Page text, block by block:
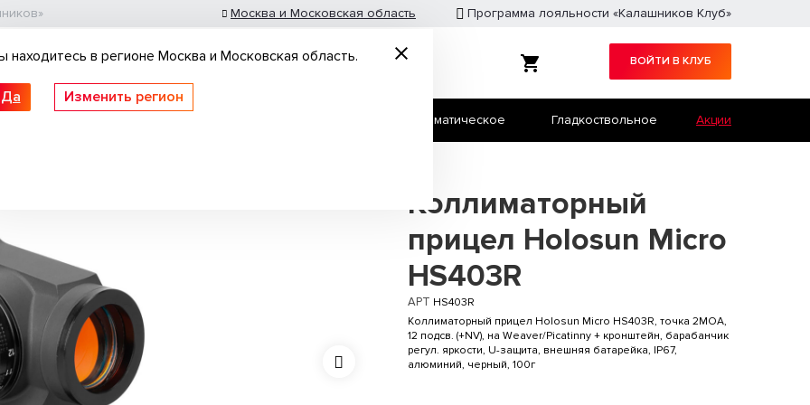
находитесь в регионе Москва и Московская область.
Да Изменить регион
Москва и Московская область Программа лояльности «Калашников Клуб»
ВОЙТИ В КЛУБ
Травматическое Гладкоствольное Акции
Коллиматорный
прицел Holosun Micro
HS403R
АРТ HS403R
Коллиматорный прицел Holosun Micro HS403R, точка 2MOA,
12 подсв. (+NV), на Weaver/Picatinny + кронштейн, барабанчик
регул. яркости, U-защита, внешняя батарейка, IP67,
алюминий, черный, 100г